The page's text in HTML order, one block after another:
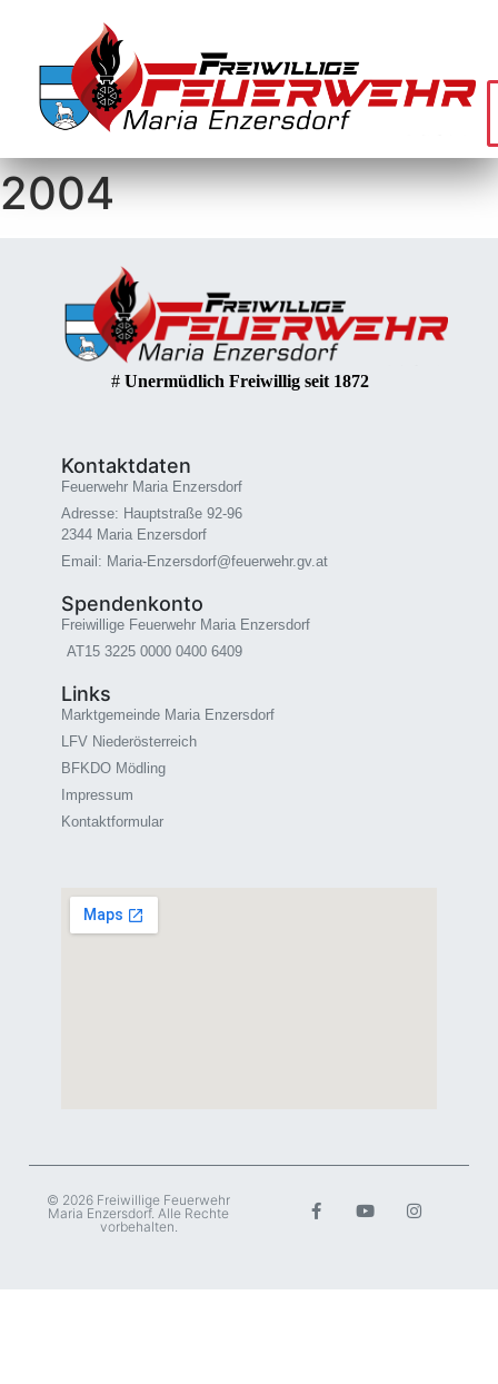
2004
# Unermüdlich Freiwillig seit 1872
Kontaktdaten
Feuerwehr Maria Enzersdorf
Adresse: Hauptstraße 92-96
2344 Maria Enzersdorf
Email: Maria-Enzersdorf@feuerwehr.gv.at
Spendenkonto
Freiwillige Feuerwehr Maria Enzersdorf
AT15 3225 0000 0400 6409
Links
Marktgemeinde Maria Enzersdorf
LFV Niederösterreich
BFKDO Mödling
Impressum
Kontaktformular
© 2026 Freiwillige Feuerwehr
Maria Enzersdorf. Alle Rechte
vorbehalten.